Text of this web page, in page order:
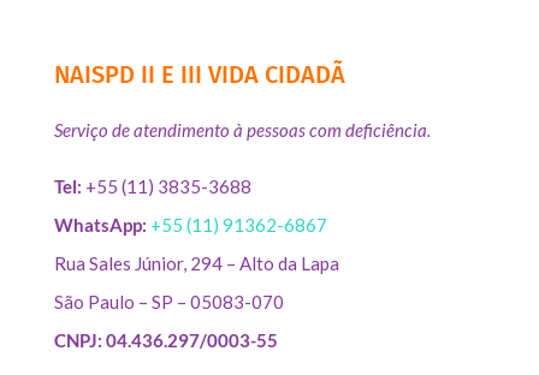
NAISPD II E III VIDA CIDADÃ
Serviço de atendimento à pessoas com deficiência.
Tel: +55 (11) 3835-3688
WhatsApp: +55 (11) 91362-6867
Rua Sales Júnior, 294 – Alto da Lapa
São Paulo – SP – 05083-070
CNPJ: 04.436.297/0003-55